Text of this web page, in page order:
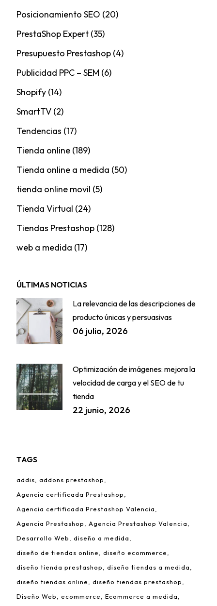
Posicionamiento SEO (20)
PrestaShop Expert(35)
Presupuesto Prestashop(4)
Publicidad PPC – SEM (6)
Shopify(14)
SmartTV(2)
Tendencias (17)
Tienda online(189)
Tienda online a medida (50)
tienda online movil (5)
Tienda Virtual (24)
Tiendas Prestashop(128)
web a medida (17)
ÚLTIMAS NOTICIAS
La relevancia de las descripciones de
producto únicas y persuasivas
06 julio, 2026
Optimización de imágenes: mejora la
velocidad de carga y el SEO de tu
tienda
22 junio, 2026
TAGS
addis
addons prestashop
Agencia certificada Prestashop
Agencia certificada Prestashop Valencia
Agencia Prestashop
Agencia Prestashop Valencia
Desarrollo Web
diseño a medida
diseño de tiendas online
diseño ecommerce
diseño tienda prestashop
diseño tiendas a medida
diseño tiendas online
diseño tiendas prestashop
Diseño Web
ecommerce
Ecommerce a medida